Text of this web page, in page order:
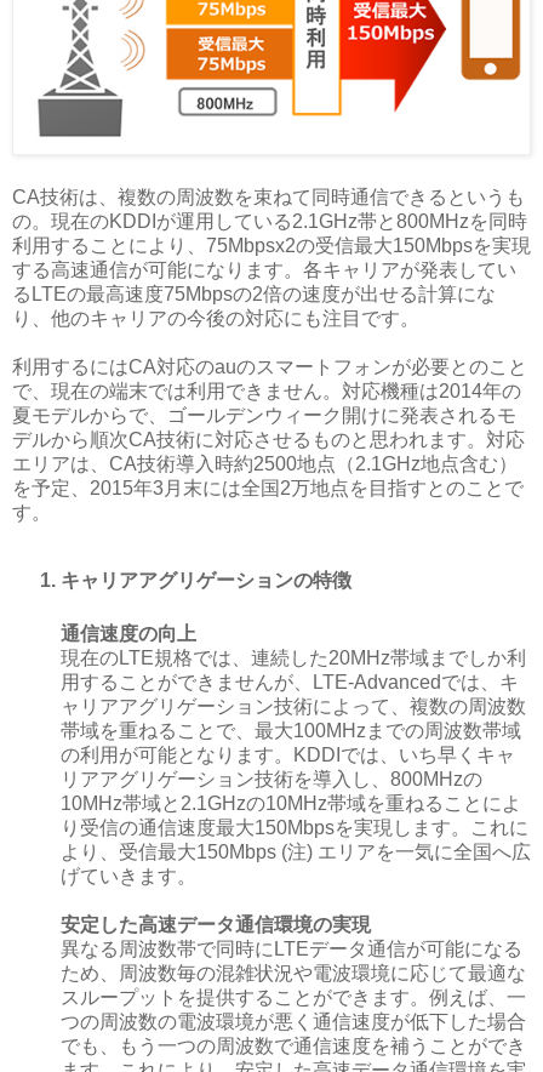
CA技術は、複数の周波数を束ねて同時通信できるというも
の。現在のKDDIが運用している2.1GHz帯と800MHzを同時
利用することにより、75Mbpsx2の受信最大150Mbpsを実現
する高速通信が可能になります。各キャリアが発表してい
るLTEの最高速度75Mbpsの2倍の速度が出せる計算にな
り、他のキャリアの今後の対応にも注目です。
利用するにはCA対応のauのスマートフォンが必要とのこと
で、現在の端末では利用できません。対応機種は2014年の
夏モデルからで、ゴールデンウィーク開けに発表されるモ
デルから順次CA技術に対応させるものと思われます。対応
エリアは、CA技術導入時約2500地点（2.1GHz地点含む）
を予定、2015年3月末には全国2万地点を目指すとのことで
す。
キャリアアグリゲーションの特徴
通信速度の向上
現在のLTE規格では、連続した20MHz帯域までしか利
用することができませんが、LTE-Advancedでは、キ
ャリアアグリゲーション技術によって、複数の周波数
帯域を重ねることで、最大100MHzまでの周波数帯域
の利用が可能となります。KDDIでは、いち早くキャ
リアアグリゲーション技術を導入し、800MHzの
10MHz帯域と2.1GHzの10MHz帯域を重ねることによ
り受信の通信速度最大150Mbpsを実現します。これに
より、受信最大150Mbps (注) エリアを一気に全国へ広
げていきます。
安定した高速データ通信環境の実現
異なる周波数帯で同時にLTEデータ通信が可能になる
ため、周波数毎の混雑状況や電波環境に応じて最適な
スループットを提供することができます。例えば、一
つの周波数の電波環境が悪く通信速度が低下した場合
でも、もう一つの周波数で通信速度を補うことができ